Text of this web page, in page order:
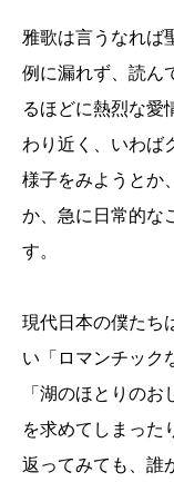
雅歌は言うなれば
例に漏れず、読ん
るほどに熱烈な愛
わり近く、いわば
様子をみようとか
か、急に日常的な
す。
現代日本の僕たち
い「ロマンチック
「湖のほとりの
を求めてしまった
返ってみても、誰